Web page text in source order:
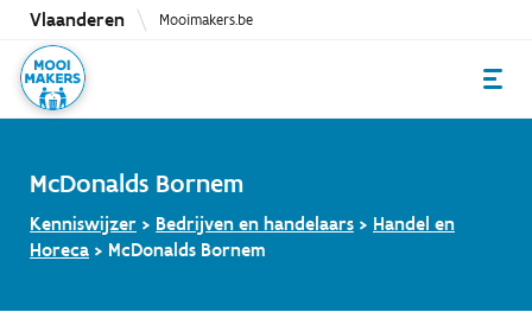
Overslaan
naar
inhoud
Vlaanderen Mooimakers.be
McDonalds Bornem
Kenniswijzer > Bedrijven en handelaars > Handel en
Horeca > McDonalds Bornem